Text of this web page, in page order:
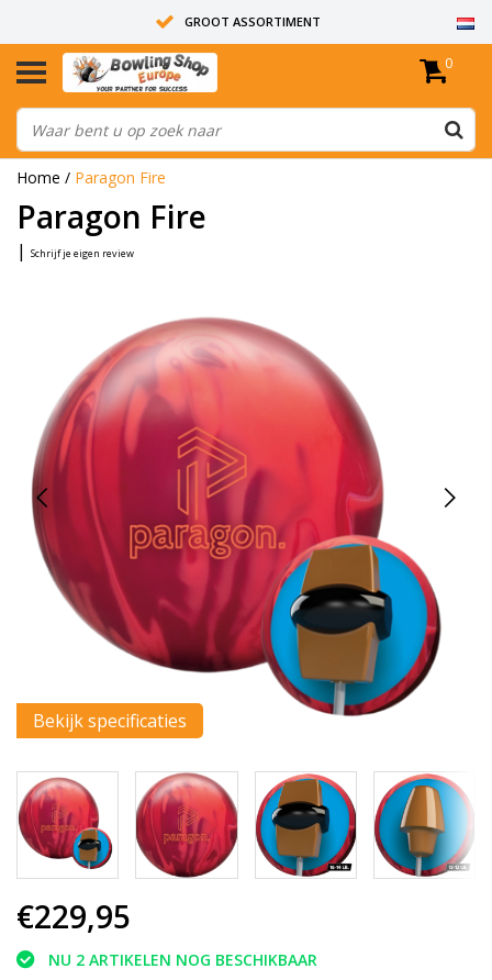
GROOT ASSORTIMENT
14 DAGEN RETOUR RECHT
ALLE BOWLINGBALLEN ZIJN ONGEBOORD
0
Home / Paragon Fire
Paragon Fire
| Schrijf je eigen review
Bekijk specificaties
€229,95
NU 2 ARTIKELEN NOG BESCHIKBAAR